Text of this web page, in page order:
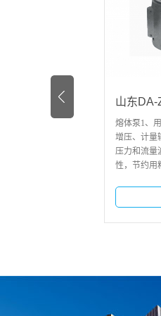
山东DA-Z系列圆体泵
熔体泵1、用于高温高压聚
增压、计量输送，消除物料
压力和流量波动， 提高产品
性，节约用料；2、可以...